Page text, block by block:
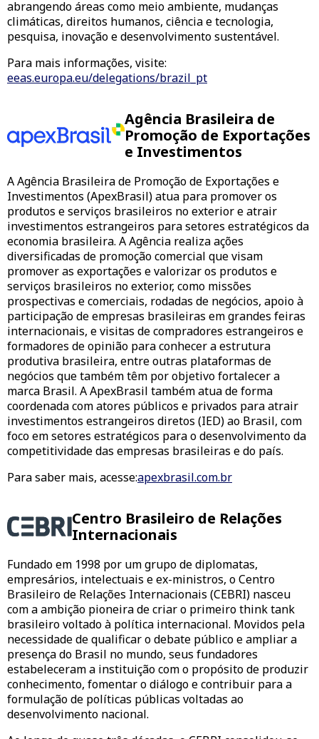
abrangendo áreas como meio ambiente, mudanças
climáticas, direitos humanos, ciência e tecnologia,
pesquisa, inovação e desenvolvimento sustentável.
Para mais informações, visite:
eeas.europa.eu/delegations/brazil_pt
Agência Brasileira de
Promoção de Exportações
e Investimentos
A Agência Brasileira de Promoção de Exportações e
Investimentos (ApexBrasil) atua para promover os
produtos e serviços brasileiros no exterior e atrair
investimentos estrangeiros para setores estratégicos da
economia brasileira. A Agência realiza ações
diversificadas de promoção comercial que visam
promover as exportações e valorizar os produtos e
serviços brasileiros no exterior, como missões
prospectivas e comerciais, rodadas de negócios, apoio à
participação de empresas brasileiras em grandes feiras
internacionais, e visitas de compradores estrangeiros e
formadores de opinião para conhecer a estrutura
produtiva brasileira, entre outras plataformas de
negócios que também têm por objetivo fortalecer a
marca Brasil. A ApexBrasil também atua de forma
coordenada com atores públicos e privados para atrair
investimentos estrangeiros diretos (IED) ao Brasil, com
foco em setores estratégicos para o desenvolvimento da
competitividade das empresas brasileiras e do país.
Para saber mais, acesse:apexbrasil.com.br
Centro Brasileiro de Relações
Internacionais
Fundado em 1998 por um grupo de diplomatas,
empresários, intelectuais e ex-ministros, o Centro
Brasileiro de Relações Internacionais (CEBRI) nasceu
com a ambição pioneira de criar o primeiro think tank
brasileiro voltado à política internacional. Movidos pela
necessidade de qualificar o debate público e ampliar a
presença do Brasil no mundo, seus fundadores
estabeleceram a instituição com o propósito de produzir
conhecimento, fomentar o diálogo e contribuir para a
formulação de políticas públicas voltadas ao
desenvolvimento nacional.